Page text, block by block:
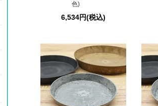
色)
6,534円(税込)